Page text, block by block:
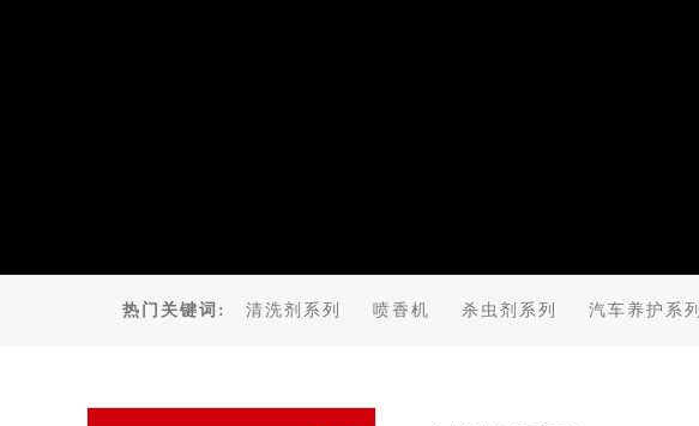
热门关键词: 清洗剂系列 喷香机 杀虫剂系列 汽车养护系列